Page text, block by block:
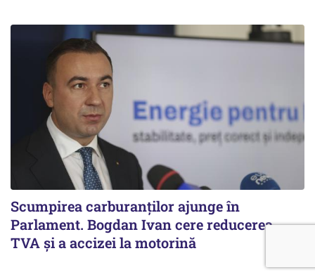
Scumpirea carburanților ajunge în
Parlament. Bogdan Ivan cere reducerea
TVA și a accizei la motorină